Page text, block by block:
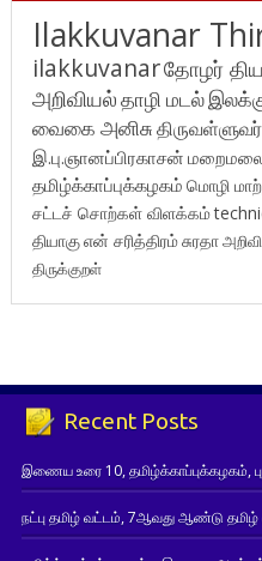
Ilakkuvanar
ilakkuvanarதோழர்
அறிவியல்தாழி மடல்
வைகை அனிசுதிருவள்ளுவர்
இ.பு.ஞானப்பிரகாசன்
தமிழ்க்காப்புக்கழகம் மொழி
சட்டச் சொற்கள் விளக்கம்
தியாகுஎன் சரித்திரம்சுரதா
திருக்குறள்
Recent Posts
இணைய உரை 10, தமிழ்க்காப்புக்கழகம்,
நட்பு தமிழ் வட்டம், 7ஆவது ஆண்டு தமிழ்